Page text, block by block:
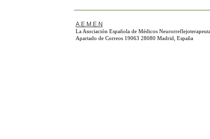
A.E.M.E.N
La Asociación Española de Médicos
Apartado de Correos 19063 28080 Madrid, España